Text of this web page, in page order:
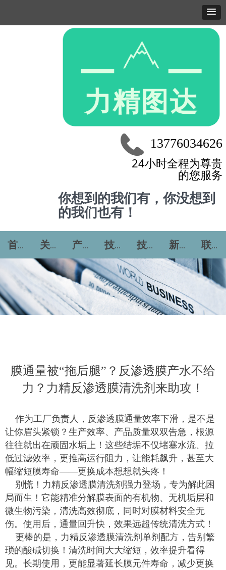
首页 关于力精 产品中心 技术服务 技术论坛 新闻资讯 联系我们
你想到的我们有，你没想到
的我们也有！
13776034626
24小时全程为尊贵
的您服务
膜通量被“拖后腿”？反渗透膜产水不给
力？力精反渗透膜清洗剂来助攻！
作为工厂负责人，反渗透膜通量效率下滑，是不是
让你眉头紧锁？生产效率、产品质量双双告急，根源
往往就出在顽固水垢上！这些结垢不仅堵塞水流、拉
低过滤效率，更推高运行阻力，让能耗飙升，甚至大
幅缩短膜寿命——更换成本想想就头疼！
别慌！力精反渗透膜清洗剂强力登场，专为解此困
局而生！它能精准分解膜表面的有机物、无机垢层和
微生物污染，清洗高效彻底，同时对膜材料安全无
伤。使用后，通量回升快，效果远超传统清洗方式！
更棒的是，力精反渗透膜清洗剂单剂配方，告别繁
琐的酸碱切换！清洗时间大大缩短，效率提升看得
见。长期使用，更能显著延长膜元件寿命，减少更换